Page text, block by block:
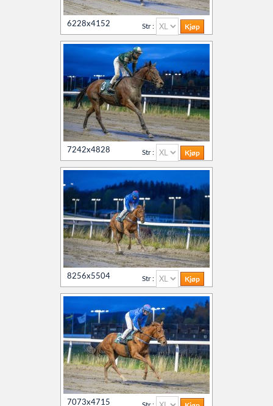
6228x4152 Str :
7242x4828 Str :
8256x5504 Str :
7073x4715 Str :